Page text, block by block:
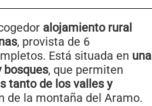
alojamiento rural
, provista de 6
Está situada en una
bosques, que permiten
tanto de los valles y
de la montaña del Aramo.